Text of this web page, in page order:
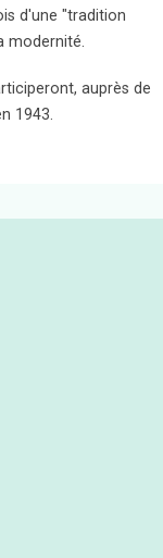
d'une "tradition
modernité.
auprès de
1943.